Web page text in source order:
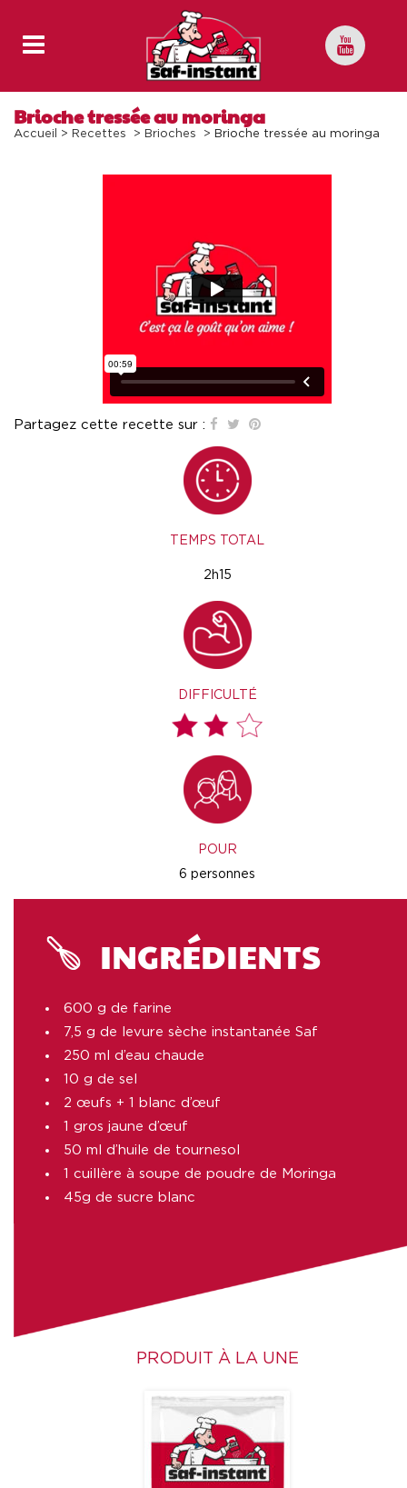
Brioche tressée au moringa
Accueil > Recettes > Brioches > Brioche tressée au moringa
Partagez cette recette sur :
TEMPS TOTAL
2h15
DIFFICULTÉ
POUR
6 personnes
INGRÉDIENTS
600 g de farine
7,5 g de levure sèche instantanée Saf
250 ml d’eau chaude
10 g de sel
2 œufs + 1 blanc d’œuf
1 gros jaune d’œuf
50 ml d’huile de tournesol
1 cuillère à soupe de poudre de Moringa
45g de sucre blanc
PRODUIT À LA UNE